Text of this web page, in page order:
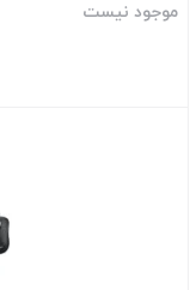
موجود نیست